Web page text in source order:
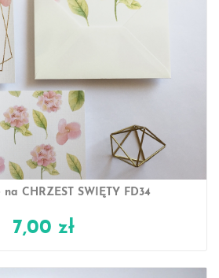
CHRZEST ŚWIĘTY FD34
7,00 zł